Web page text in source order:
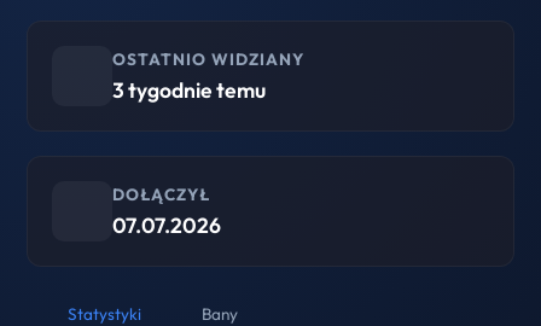
OSTATNIO WIDZIANY
3 tygodnie temu
DOŁĄCZYŁ
07.07.2026
Statystyki Bany